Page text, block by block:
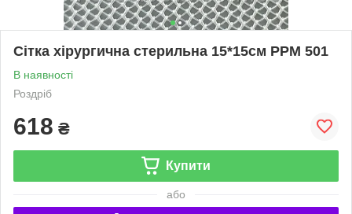
Сітка хірургична стерильна 15*15см РРМ 501
В наявності
Роздріб
618 ₴
Купити
або